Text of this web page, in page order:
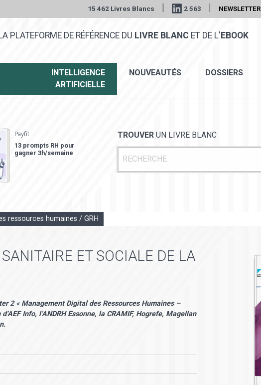
15 462 Livres Blancs | 2 563 | NEWSLETTER
PLATEFORME DE RÉFÉRENCE DU LIVRE BLANC ET DE L' EBOOK
INTELLIGENCE
ARTIFICIELLE
NOUVEAUTÉS DOSSIERS
Payfit
13 prompts RH pour
gagner 3h/semaine
TROUVER UN LIVRE BLANC
ressources humaines / GRH
ET SOCIALE DE LA
2 « Management Digital des Ressources Humaines –
Info, l’ANDRH Essonne, la CRAMIF, Hogrefe, Magellan